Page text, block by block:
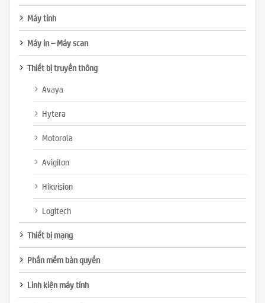
Máy tính
Máy in – Máy scan
Thiết bị truyền thông
Avaya
Hytera
Motorola
Avigilon
Hikvision
Logitech
Thiết bị mạng
Phần mềm bản quyền
Linh kiện máy tính